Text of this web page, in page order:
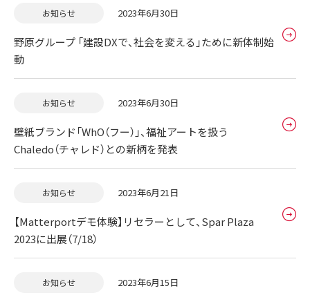
お知らせ 2023年6月30日
野原グループ 「建設DXで、社会を変える」ために新体制始
動
お知らせ 2023年6月30日
壁紙ブランド「WhO（フー）」、福祉アートを扱う
Chaledo（チャレド）との新柄を発表
お知らせ 2023年6月21日
【Matterportデモ体験】リセラーとして、Spar Plaza
2023に出展（7/18）
お知らせ 2023年6月15日